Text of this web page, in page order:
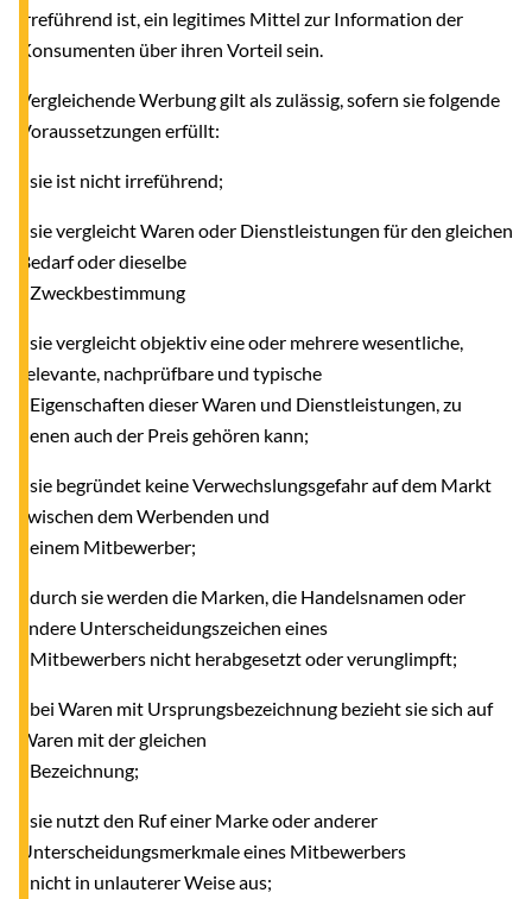
irreführend ist, ein legitimes Mittel zur Information der
Konsumenten über ihren Vorteil sein.
Vergleichende Werbung gilt als zulässig, sofern sie folgende
Voraussetzungen erfüllt:
- sie ist nicht irreführend;
- sie vergleicht Waren oder Dienstleistungen für den gleichen
Bedarf oder dieselbe
Zweckbestimmung
- sie vergleicht objektiv eine oder mehrere wesentliche,
relevante, nachprüfbare und typische
Eigenschaften dieser Waren und Dienstleistungen, zu
denen auch der Preis gehören kann;
- sie begründet keine Verwechslungsgefahr auf dem Markt
zwischen dem Werbenden und
einem Mitbewerber;
- durch sie werden die Marken, die Handelsnamen oder
andere Unterscheidungszeichen eines
Mitbewerbers nicht herabgesetzt oder verunglimpft;
- bei Waren mit Ursprungsbezeichnung bezieht sie sich auf
Waren mit der gleichen
Bezeichnung;
- sie nutzt den Ruf einer Marke oder anderer
Unterscheidungsmerkmale eines Mitbewerbers
nicht in unlauterer Weise aus;